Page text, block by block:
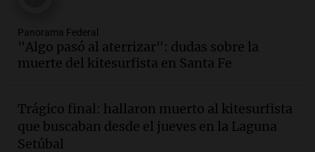
Audio.El alfajor argentino busca a sus
nuevos campeones en una competencia
nacional
Audio.Mariano Moreno: pasiones
intensas y su legado en la revolución
argentina
Panorama Federal
"Algo pasó al aterrizar": dudas sobre la
muerte del kitesurfista en Santa Fe
Trágico final: hallaron muerto al kitesurfista
que buscaban desde el jueves en la Laguna
Setúbal